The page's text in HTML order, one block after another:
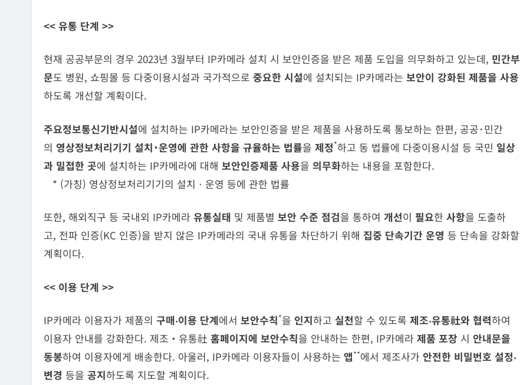
<< 유통 단계 >>
현재 공공부문의 경우 2023년 3월부터 IP카메라 설치 시 보안인증을 받은 제품 도입을 의무화하고 있는데, 민간부
문도 병원, 쇼핑몰 등 다중이용시설과 국가적으로 중요한 시설에 설치되는 IP카메라는 보안이 강화된 제품을 사용
하도록 개선할 계획이다.
주요정보통신기반시설에 설치하는 IP카메라는 보안인증을 받은 제품을 사용하도록 통보하는 한편, 공공･민간
의 영상정보처리기기 설치･운영에 관한 사항을 규율하는 법률을 제정*하고 동 법률에 다중이용시설 등 국민 일상
과 밀접한 곳에 설치하는 IP카메라에 대해 보안인증제품 사용을 의무화하는 내용을 포함한다.
* (가칭) 영상정보처리기기의 설치ㆍ운영 등에 관한 법률
또한, 해외직구 등 국내외 IP카메라 유통실태 및 제품별 보안 수준 점검을 통하여 개선이 필요한 사항을 도출하
고, 전파 인증(KC 인증)을 받지 않은 IP카메라의 국내 유통을 차단하기 위해 집중 단속기간 운영 등 단속을 강화할
계획이다.
<< 이용 단계 >>
IP카메라 이용자가 제품의 구매‧이용 단계에서 보안수칙*을 인지하고 실천할 수 있도록 제조‧유통社와 협력하여
이용자 안내를 강화한다. 제조‧유통社 홈페이지에 보안수칙을 안내하는 한편, IP카메라 제품 포장 시 안내문을
동봉하여 이용자에게 배송한다. 아울러, IP카메라 이용자들이 사용하는 앱**에서 제조사가 안전한 비밀번호 설정‧
변경 등을 공지하도록 지도할 계획이다.